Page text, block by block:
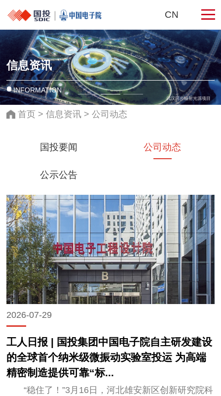
CN
信息资讯
INFORMATION
武汉同步辐射光源项目
首页 > 信息资讯> 公司动态
国投要闻 公司动态
公示公告
2026-07-29
工人日报 | 国投集团中国电子院自主研发建设
的全球首个纳米级微振动实验室投运 为高端
精密制造提供可靠“标...
“稳住了！”3月16日，河北雄安新区创新研究院科